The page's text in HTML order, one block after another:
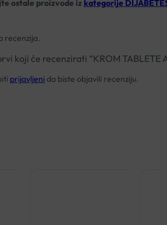
ostale proizvode iz kategorije
recenzija.
koji će recenzirati “KROM TABLETE
prijavljeni da biste objavili recenziju.